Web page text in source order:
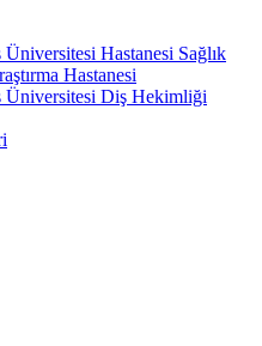
Hastanesi Sağlık
Hastanesi
Üniversitesi Diş Hekimliği